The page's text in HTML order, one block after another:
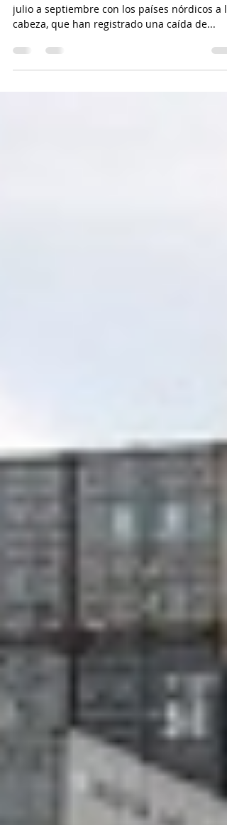
tercer trimestre de 2023
julio a septiembre con los países nórdicos a la
cabeza, que han registrado una caída de...